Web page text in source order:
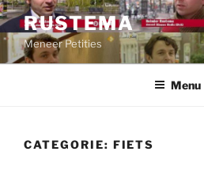
Ga
naar
inhoud
RUSTEMA
Meneer Petities
Menu
CATEGORIE: FIETS